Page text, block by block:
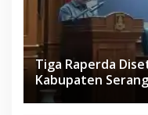
Tiga Raperda
Kabupaten Serang